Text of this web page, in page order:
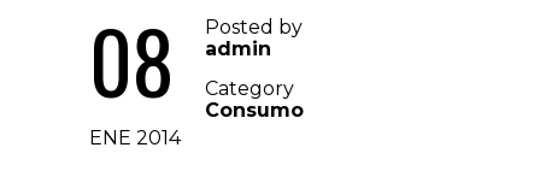
08
ENE 2014
Posted by
admin
Category
Consumo